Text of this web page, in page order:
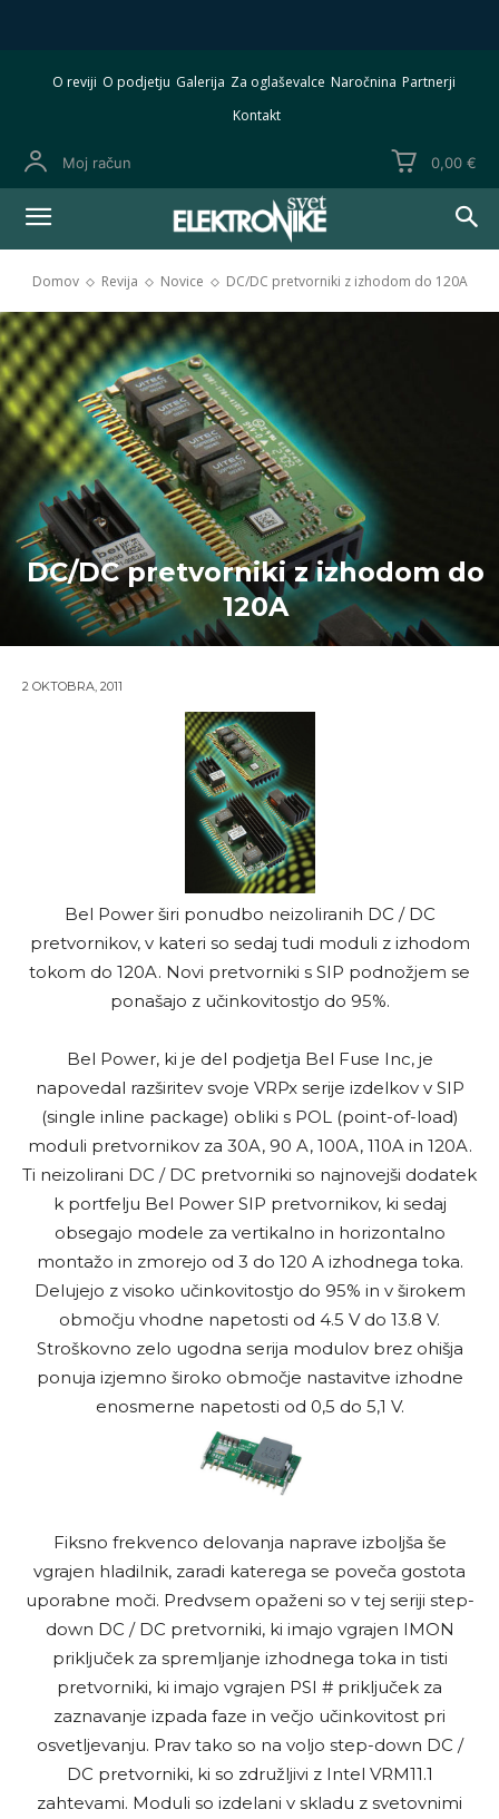
O reviji O podjetju Galerija Za oglaševalce Naročnina Partnerji
Kontakt
Moj račun 0,00 €
Domov Revija Novice DC/DC pretvorniki z izhodom do 120A
DC/DC pretvorniki z izhodom do
120A
2 OKTOBRA, 2011
Bel Power širi ponudbo neizoliranih DC / DC
pretvornikov, v kateri so sedaj tudi moduli z izhodom
tokom do 120A. Novi pretvorniki s SIP podnožjem se
ponašajo z učinkovitostjo do 95%.
Bel Power, ki je del podjetja Bel Fuse Inc, je
napovedal razširitev svoje VRPx serije izdelkov v SIP
(single inline package) obliki s POL (point-of-load)
moduli pretvornikov za 30A, 90 A, 100A, 110A in 120A.
Ti neizolirani DC / DC pretvorniki so najnovejši dodatek
k portfelju Bel Power SIP pretvornikov, ki sedaj
obsegajo modele za vertikalno in horizontalno
montažo in zmorejo od 3 do 120 A izhodnega toka.
Delujejo z visoko učinkovitostjo do 95% in v širokem
območju vhodne napetosti od 4.5 V do 13.8 V.
Stroškovno zelo ugodna serija modulov brez ohišja
ponuja izjemno široko območje nastavitve izhodne
enosmerne napetosti od 0,5 do 5,1 V.
Fiksno frekvenco delovanja naprave izboljša še
vgrajen hladilnik, zaradi katerega se poveča gostota
uporabne moči. Predvsem opaženi so v tej seriji step-
down DC / DC pretvorniki, ki imajo vgrajen IMON
priključek za spremljanje izhodnega toka in tisti
pretvorniki, ki imajo vgrajen PSI # priključek za
zaznavanje izpada faze in večjo učinkovitost pri
osvetljevanju. Prav tako so na voljo step-down DC /
DC pretvorniki, ki so združljivi z Intel VRM11.1
zahtevami. Moduli so izdelani v skladu z svetovnimi